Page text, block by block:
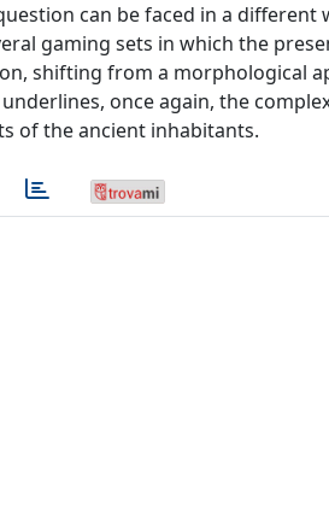
can be faced in a different
gaming sets in which the
shifting from a morphological
once again, the
of the ancient inhabitants.